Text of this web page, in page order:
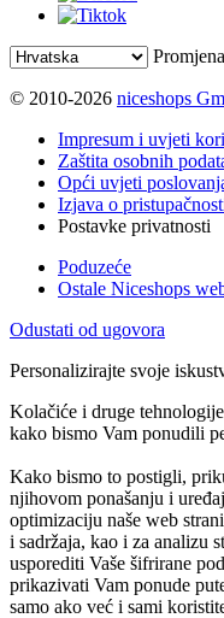
© 2010-2026 niceshops
Impresum i uvjeti
Zaštita osobnih
Opći uvjeti
Izjava o
Postavke privatnosti
Poduzeće
Ostale Niceshops
Odustati od ugovora
Personalizirajte svoje
Kolačiće i druge
kako bismo Vam ponudili
Kako bismo to postigli,
njihovom ponašanju i
optimizaciju naše web
i sadržaja, kao i za analizu
usporediti Vaše šifrirane
prikazivati Vam ponude
samo ako već i sami